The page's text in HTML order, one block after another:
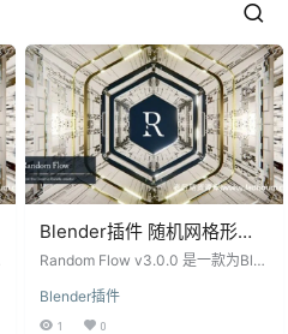
Blender插件 随机网格形状
细节生成器 Random Flow
Random Flow v3.0.0 是一款为Ble
提供快速、简便的硬表面原型设计
和概念艺术的解决方案。通过其独
Blender插件
1 0